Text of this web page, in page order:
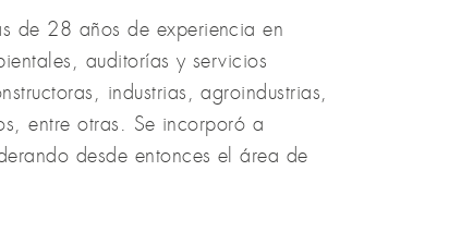
de 28 años de experiencia en
auditorías y servicios
industrias, agroindustrias,
entre otras. Se incorporó a
desde entonces el área de